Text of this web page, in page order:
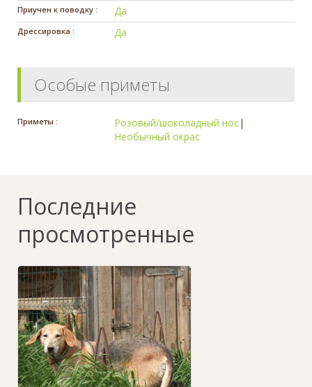
Приучен к поводку : Да
Дрессировка : Да
Особые приметы
Приметы : Розовый/шоколадный нос|
Необычный окрас
Последние
просмотренные